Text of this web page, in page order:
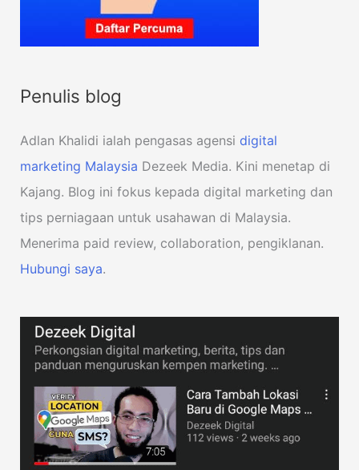
Penulis blog
Adlan Khalidi ialah pengasas agensi digital
marketing Malaysia Dezeek Media. Kini menetap di
Kajang. Blog ini fokus kepada digital marketing dan
tips perniagaan untuk usahawan di Malaysia.
Menerima paid review, collaboration, pengiklanan.
Hubungi saya.